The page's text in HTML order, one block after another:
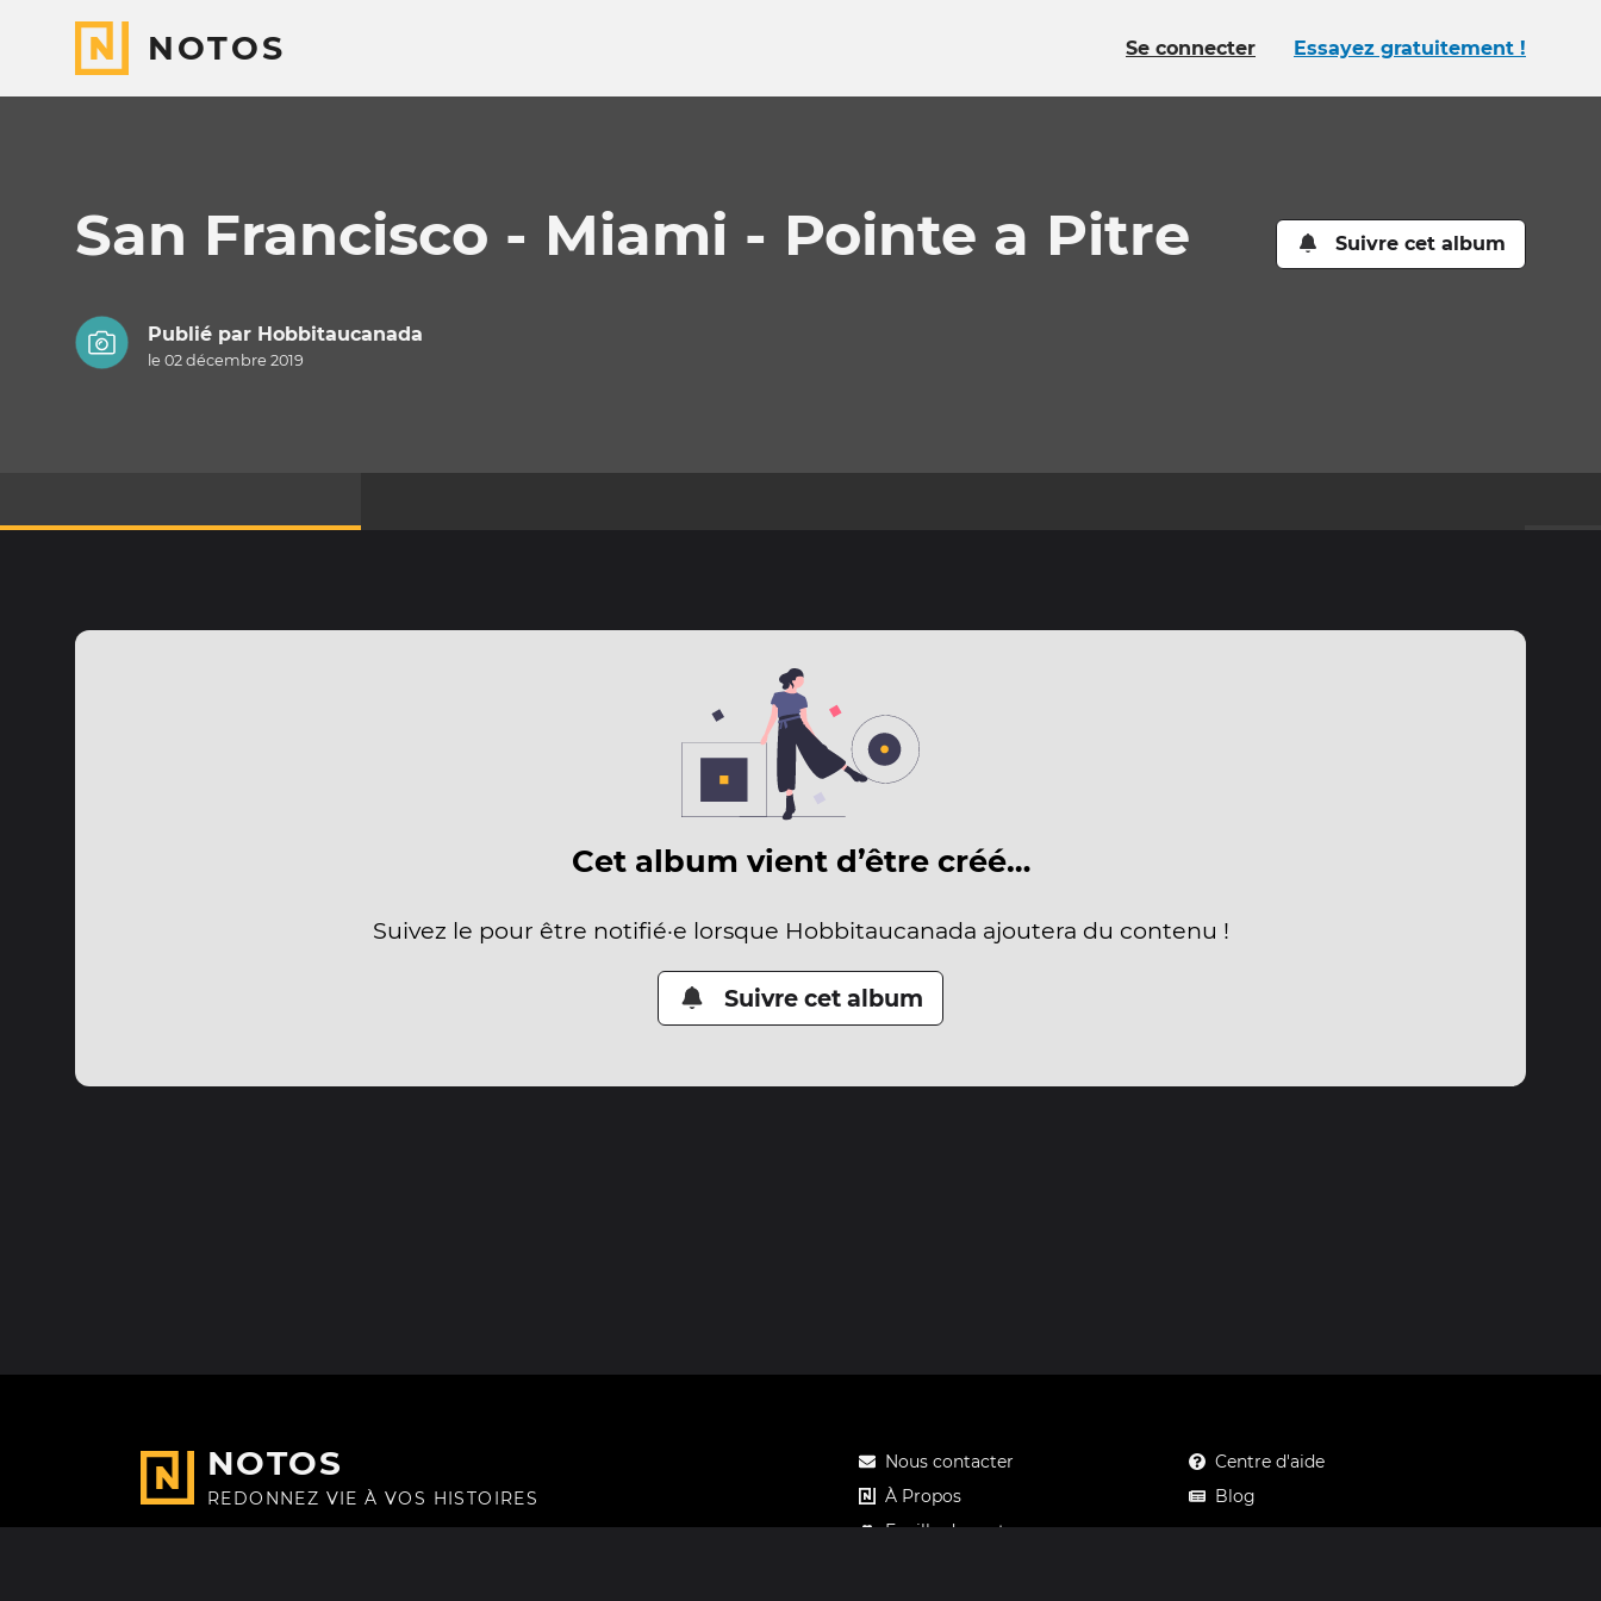
NOTOS Se connecter Essayez gratuitement !
San Francisco - Miami - Pointe a Pitre Suivre cet album
Publié par Hobbitaucanada
le 02 décembre 2019
Cet album vient d’être créé…
Suivez le pour être notifié·e lorsque Hobbitaucanada ajoutera du contenu !
Suivre cet album
NOTOS
REDONNEZ VIE À VOS HISTOIRES
Nous contacter
À Propos
Feuille de route
Centre d'aide
Blog